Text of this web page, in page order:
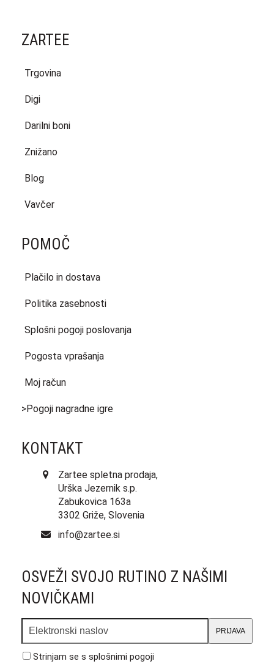
ZARTEE
Trgovina
Digi
Darilni boni
Znižano
Blog
Vavčer
POMOČ
Plačilo in dostava
Politika zasebnosti
Splošni pogoji poslovanja
Pogosta vprašanja
Moj račun
>Pogoji nagradne igre
KONTAKT
Zartee spletna prodaja,
Urška Jezernik s.p.
Zabukovica 163a
3302 Griže, Slovenia
info@zartee.si
OSVEŽI SVOJO RUTINO Z NAŠIMI
NOVIČKAMI
Elektronski
naslov
PRIJAVA
Strinjam se s splošnimi pogoji